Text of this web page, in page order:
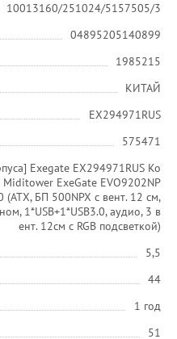
10013160/251024/5157505/3
04895205140899
1985215
КИТАЙ
EX294971RUS
575471
Exegate EX294971RUS Ко
Miditower ExeGate EVO9202NP
(ATX, БП 500NPX с вент. 12 см,
1*USB+1*USB3.0, аудио, 3 в
ент. 12см с RGB подсветкой)
5,5
44
1 год
51